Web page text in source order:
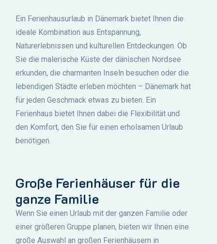
Ein Ferienhausurlaub in Dänemark bietet Ihnen die
ideale Kombination aus Entspannung,
Naturerlebnissen und kulturellen Entdeckungen. Ob
Sie die malerische Küste der dänischen Nordsee
erkunden, die charmanten Inseln besuchen oder die
lebendigen Städte erleben möchten – Dänemark hat
für jeden Geschmack etwas zu bieten. Ein
Ferienhaus bietet Ihnen dabei die Flexibilität und
den Komfort, den Sie für einen erholsamen Urlaub
benötigen.
Große Ferienhäuser für die
ganze Familie
Wenn Sie einen Urlaub mit der ganzen Familie oder
einer größeren Gruppe planen, bieten wir Ihnen eine
große Auswahl an großen Ferienhäusern in